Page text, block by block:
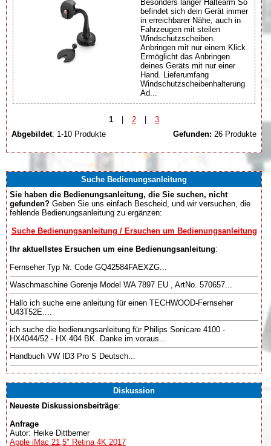
Besonders langer Haltearm So
befindet sich dein Gerät immer
in erreichbarer Nähe, auch in
Fahrzeugen mit steilen
Windschutzscheiben.
Anbringen mit nur einem Klick
Ermöglicht das Anbringen
deines Geräts mit nur einer
Hand. Lieferumfang
Windschutzscheibenhalterung
Ad...
1 | 2 |
3
Abgebildet: 1-10 Produkte Gefunden: 26 Produkte
Suche Bedienungsanleitung
Sie haben die Bedienungsanleitung, die Sie suchen, nicht
gefunden? Geben Sie uns einfach Bescheid, und wir versuchen, die
fehlende Bedienungsanleitung zu ergänzen:
Suche Bedienungsanleitung / Ersuchen um Bedienungsanleitung
Ihr aktuellstes Ersuchen um eine Bedienungsanleitung:
Fernseher Typ Nr. Code GQ42584FAEXZG...
Waschmaschine Gorenje Model WA 7897 EU , ArtNo. 570657...
Hallo ich suche eine anleitung für einen TECHWOOD-Fernseher
U43T52E....
ich suche die bedienungsanleitung für Philips Sonicare 4100 -
HX4044/52 - HX 404 BK. Danke im voraus...
Handbuch VW ID3 Pro S Deutsch...
Diskussion
Neueste Diskussionsbeiträge:
Anfrage
Autor: Heike Dittberner
Apple iMac 21,5" Retina 4K 2017